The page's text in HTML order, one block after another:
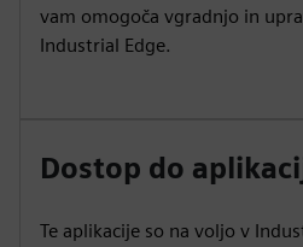
vam omogoča vgradnjo in
Industrial Edge.
Dostop do
Te aplikacije so na voljo v